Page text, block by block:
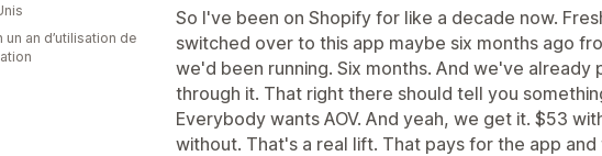
So I've been on Shopify for like a decade now.
switched over to this app maybe six months ago
we'd been running. Six months. And we've
through it. That right there should tell you
Everybody wants AOV. And yeah, we get it. $53
without. That's a real lift. That pays for the app
un an d’utilisation de